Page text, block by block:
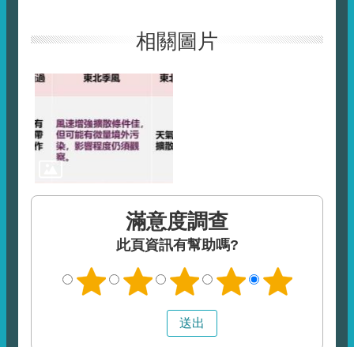
相關圖片
滿意度調查
此頁資訊有幫助嗎?